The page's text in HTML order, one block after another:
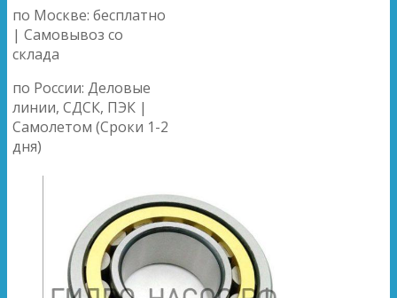
по Москве: бесплатно
| Самовывоз со
склада
по России: Деловые
линии, СДСК, ПЭК |
Самолетом (Сроки 1-2
дня)